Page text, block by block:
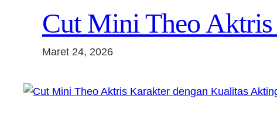
Cut Mini Theo
Maret 24, 2026